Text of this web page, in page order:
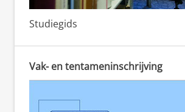
Studiegids
Vak- en tentameninschrijving